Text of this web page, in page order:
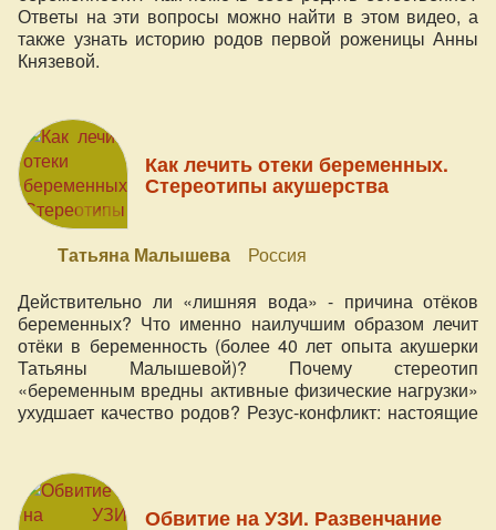
Ответы на эти вопросы можно найти в этом видео, а
также узнать историю родов первой роженицы Анны
Князевой.
Как лечить отеки беременных.
Стереотипы акушерства
Татьяна Малышева
Россия
Действительно ли «лишняя вода» - причина отёков
беременных? Что именно наилучшим образом лечит
отёки в беременность (более 40 лет опыта акушерки
Татьяны Малышевой)? Почему стереотип
«беременным вредны активные физические нагрузки»
ухудшает качество родов? Резус-конфликт: настоящие
матки и других процессах родов не соответствует
действительности (практическому наблюдению
естественных родов вне лечебных учреждений)? Эти и
Обвитие на УЗИ. Развенчание